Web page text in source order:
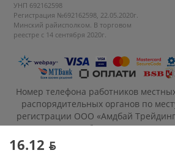
16.12 ƃ
УНП 692162598
Регистрация №692162598, 22.05.2020г.
Минский райисполком. В торговом
реестре с 14 сентября 2020г.
Номер телефона работников
распорядительных органов по
регистрации ООО «Амдбай
рассматривать обращения
26, Руководитель отдела: